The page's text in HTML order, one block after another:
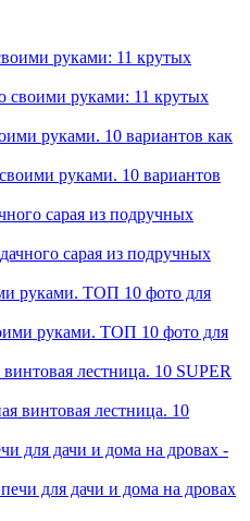
руками: 11 крутых
руками. 10 вариантов как
сарая из подручных
руками. ТОП 10 фото для
лестница. 10 SUPER
для дачи и дома на дровах -